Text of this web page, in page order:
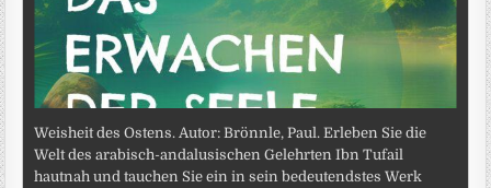
Weisheit des Ostens. Autor: Brönnle, Paul. Erleben Sie die
Welt des arabisch-andalusischen Gelehrten Ibn Tufail
hautnah und tauchen Sie ein in sein bedeutendstes Werk